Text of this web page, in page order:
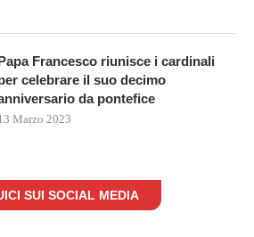
Francesco riunisce i cardinali
celebrare il suo decimo
da pontefice
Marzo 2023
SUI SOCIAL MEDIA